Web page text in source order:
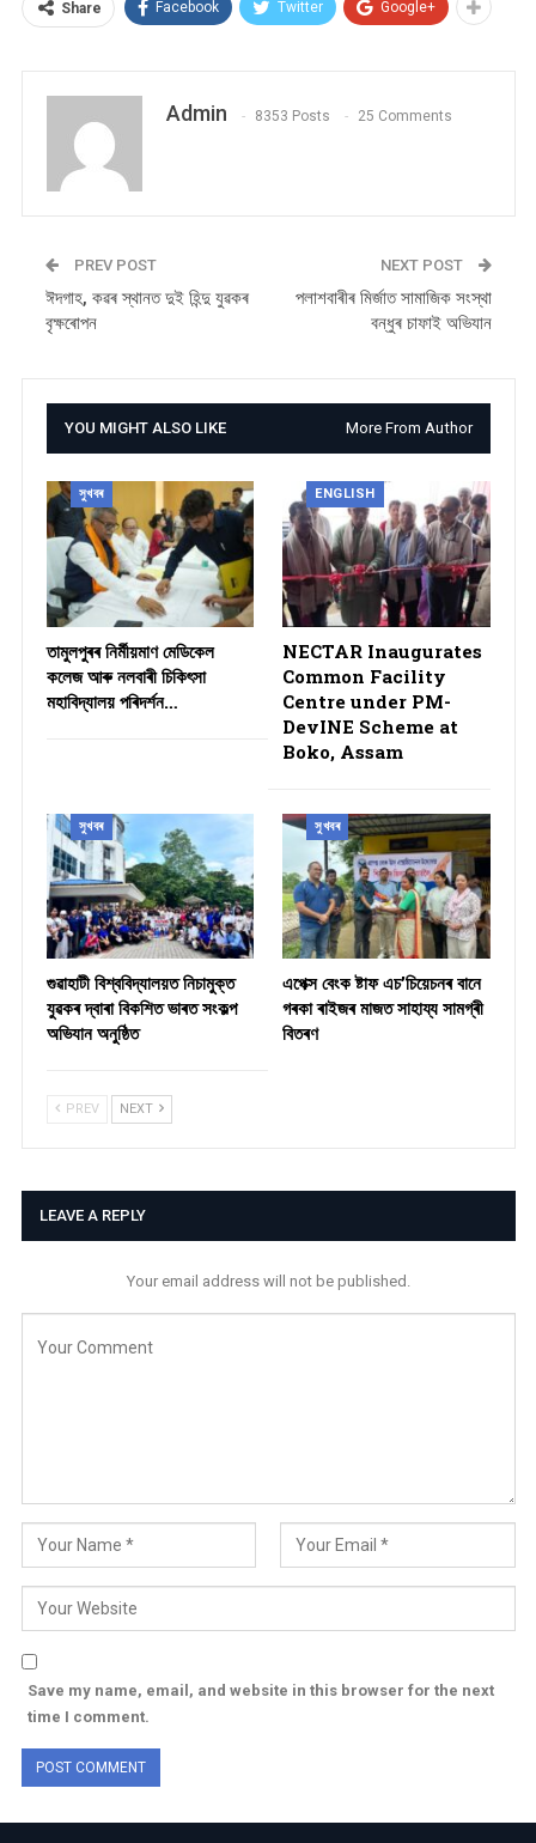
Share Facebook Twitter Google+
Admin 8353 Posts 25 Comments
PREV POST
ঈদগাহ, কৱৰ স্থানত দুই হিন্দু যুৱকৰ
বৃক্ষৰোপন
NEXT POST
পলাশবাৰীৰ মিৰ্জাত সামাজিক সংস্থা
বন্ধুৰ চাফাই অভিযান
YOU MIGHT ALSO LIKE More From Author
সুখবৰ
তামুলপুৰৰ নিৰ্মীয়মাণ মেডিকেল
কলেজ আৰু নলবাৰী চিকিৎসা
মহাবিদ্যালয় পৰিদৰ্শন…
ENGLISH
NECTAR Inaugurates
Common Facility
Centre under PM-
DevINE Scheme at
Boko, Assam
সুখবৰ
গুৱাহাটী বিশ্ববিদ্যালয়ত নিচামুক্ত
যুৱকৰ দ্বাৰা বিকশিত ভাৰত সংকল্প
অভিযান অনুষ্ঠিত
সুখবৰ
​এপেক্স বেংক ষ্টাফ এচ’চিয়েচনৰ বানে
গৰকা ৰাইজৰ মাজত সাহায্য সামগ্ৰী
বিতৰণ ​
PREV NEXT
LEAVE A REPLY
Your email address will not be published.
Save my name, email, and website in this browser for the next
time I comment.